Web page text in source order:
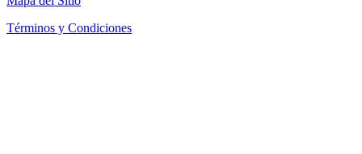
Términos y Condiciones